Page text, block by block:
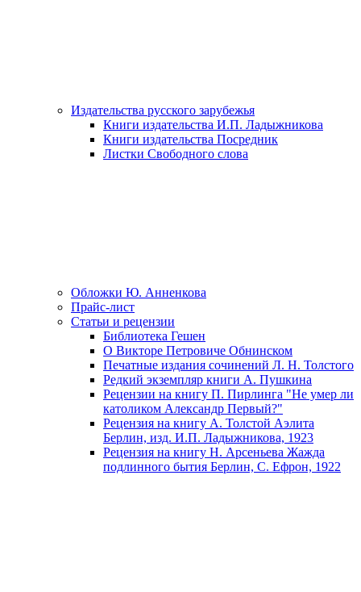
Издательства русского зарубежья
Книги издательства И.П. Ладыжникова
Книги издательства Посредник
Листки Свободного слова
Обложки Ю. Анненкова
Прайс-лист
Статьи и рецензии
Библиотека Гешен
О Викторе Петровиче Обнинском
Печатные издания сочинений Л. Н. Толстого
Редкий экземпляр книги А. Пушкина
Рецензии на книгу П. Пирлинга "Не умер ли
католиком Александр Первый?"
Рецензия на книгу А. Толстой Аэлита
Берлин, изд. И.П. Ладыжникова, 1923
Рецензия на книгу Н. Арсеньева Жажда
подлинного бытия Берлин, С. Ефрон, 1922